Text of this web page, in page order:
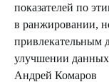
показателей по
в ранжировании,
привлекательным
улучшении данных
Андрей Комаров